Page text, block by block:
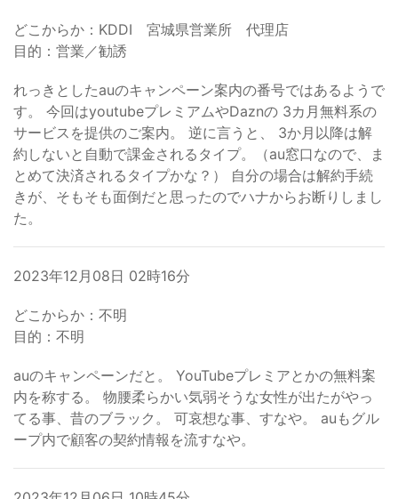
どこからか：KDDI 宮城県営業所 代理店
目的：営業／勧誘
れっきとしたauのキャンペーン案内の番号ではあるようで
す。 今回はyoutubeプレミアムやDaznの 3カ月無料系の
サービスを提供のご案内。 逆に言うと、 3か月以降は解
約しないと自動で課金されるタイプ。（au窓口なので、ま
とめて決済されるタイプかな？） 自分の場合は解約手続
きが、そもそも面倒だと思ったのでハナからお断りしまし
た。
2023年12月08日 02時16分
どこからか：不明
目的：不明
auのキャンペーンだと。 YouTubeプレミアとかの無料案
内を称する。 物腰柔らかい気弱そうな女性が出たがやっ
てる事、昔のブラック。 可哀想な事、すなや。 auもグル
ープ内で顧客の契約情報を流すなや。